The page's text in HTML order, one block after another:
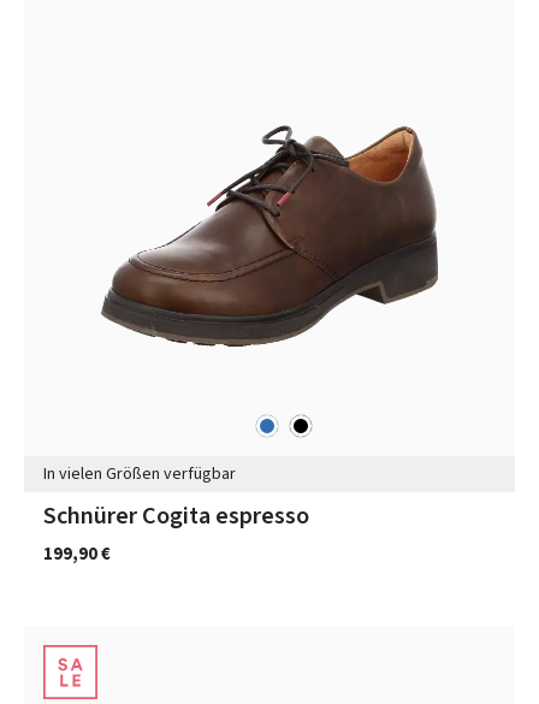
blau schwarz
In vielen Größen verfügbar
Schnürer Cogita espresso
199,90 €